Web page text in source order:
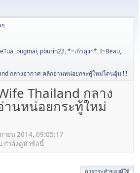
, bugmai, pburin22,*~เก้าคุง~*,I~Beau,
กลางอากาศ คลิกอ่านหน่อยกระทู้ใหม่โดนอุ้ม !!!
Thailand กลาง
นหน่อยกระทู้ใหม่
ายน 2014, 09:05:17
กำลังดูหัวข้อนี้
การกระทำของผู้ใช้